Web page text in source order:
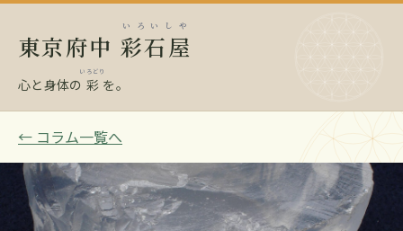
東京府中 彩石屋
いろいしや
心と身体の 彩
いろどり
を。
← コラム一覧へ